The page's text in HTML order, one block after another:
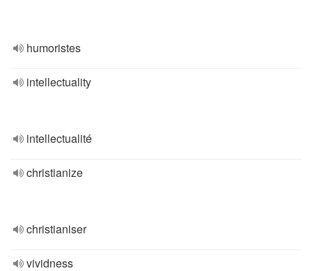
humoristes
intellectuality
intellectualité
christianize
christianiser
vividness